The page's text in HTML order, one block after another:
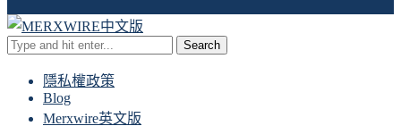
Search
隱私權政策
Blog
Merxwire英文版